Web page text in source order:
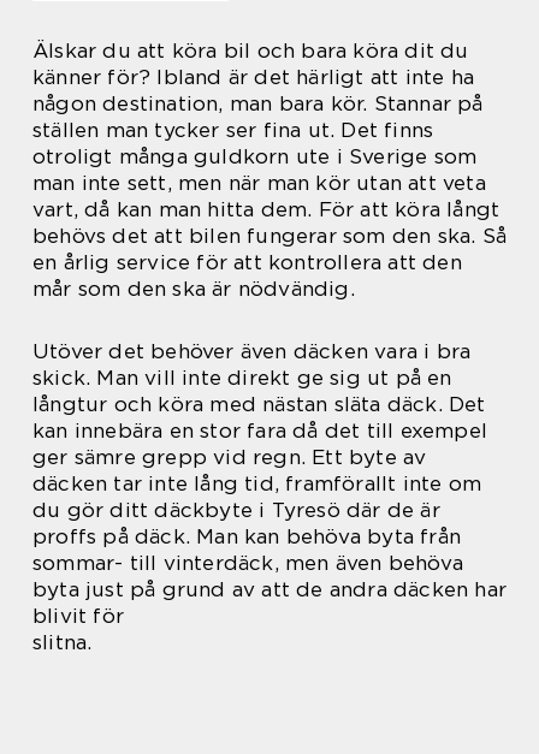
Älskar du att köra bil och bara köra dit du
känner för? Ibland är det härligt att inte ha
någon destination, man bara kör. Stannar på
ställen man tycker ser fina ut. Det finns
otroligt många guldkorn ute i Sverige som
man inte sett, men när man kör utan att veta
vart, då kan man hitta dem. För att köra långt
behövs det att bilen fungerar som den ska. Så
en årlig service för att kontrollera att den
mår som den ska är nödvändig.
Utöver det behöver även däcken vara i bra
skick. Man vill inte direkt ge sig ut på en
långtur och köra med nästan släta däck. Det
kan innebära en stor fara då det till exempel
ger sämre grepp vid regn. Ett byte av
däcken tar inte lång tid, framförallt inte om
du gör ditt däckbyte i Tyresö där de är
proffs på däck. Man kan behöva byta från
sommar- till vinterdäck, men även behöva
byta just på grund av att de andra däcken har
blivit för
slitna.